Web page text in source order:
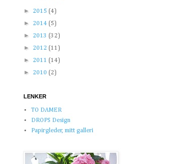
► 2015 (4)
► 2014 (5)
► 2013 (32)
► 2012 (11)
► 2011 (14)
► 2010 (2)
LENKER
TO DAMER
DROPS Design
Papirgleder, mitt galleri